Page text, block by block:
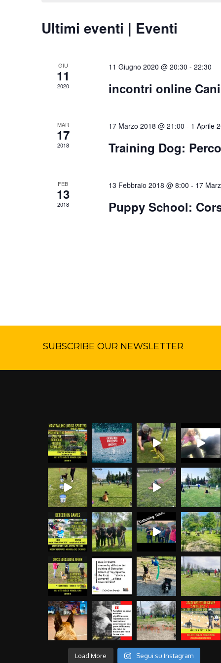
Ultimi eventi | Eventi
GIU
11
2020
11 Giugno 2020 @ 20:30 - 22:30
incontri online
MAR
17
2018
17 Marzo 2018 @ 21:00 - 1 Aprile
Training Dog:
FEB
13
2018
13 Febbraio 2018 @ 8:00 - 17
Puppy School:
SUBSCRIBE OUR NEWSLETTER
Load More Segui su Instagram